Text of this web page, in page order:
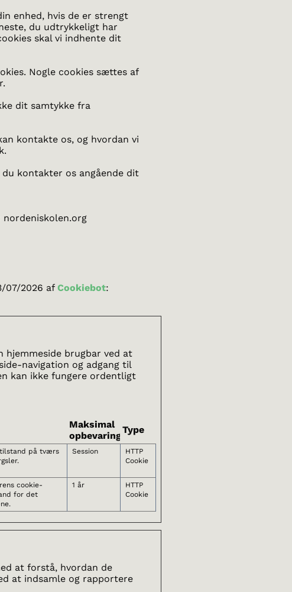
enhed, hvis de er strengt
du udtrykkeligt har
skal vi indhente dit
Nogle cookies sættes af
dit samtykke fra
kontakte os, og hvordan vi
kontakter os angående dit
07/2026 af Cookiebot:
hjemmeside brugbar ved at
navigation og adgang til
kan ikke fungere ordentligt
Maksimal
opbevaringstid
Type
på tværs
Session
HTTP
Cookie
cookie-
for det
1 år
HTTP
Cookie
at forstå, hvordan de
at indsamle og rapportere